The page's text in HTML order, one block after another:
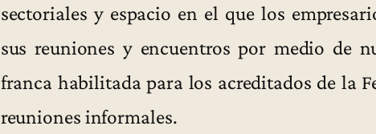
sectoriales y espacio en el que los
sus reuniones y encuentros por medio de
franca habilitada para los acreditados de la
reuniones informales.